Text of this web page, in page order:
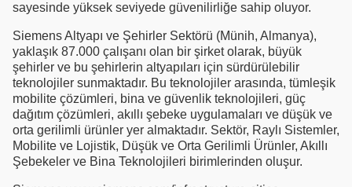
sayesinde yüksek seviyede güvenilirliğe sahip oluyor.
Siemens Altyapı ve Şehirler Sektörü (Münih, Almanya),
yaklaşık 87.000 çalışanı olan bir şirket olarak, büyük
şehirler ve bu şehirlerin altyapıları için sürdürülebilir
teknolojiler sunmaktadır. Bu teknolojiler arasında, tümleşik
mobilite çözümleri, bina ve güvenlik teknolojileri, güç
dağıtım çözümleri, akıllı şebeke uygulamaları ve düşük ve
orta gerilimli ürünler yer almaktadır. Sektör, Raylı Sistemler,
Mobilite ve Lojistik, Düşük ve Orta Gerilimli Ürünler, Akıllı
Şebekeler ve Bina Teknolojileri birimlerinden oluşur.